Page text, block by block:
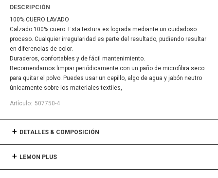
DESCRIPCIÓN
100% CUERO LAVADO
Calzado 100% cuero. Esta textura es lograda mediante un cuidadoso
proceso. Cualquier irregularidad es parte del resultado, pudiendo resultar
en diferencias de color.
Duraderos, confortables y de fácil mantenimiento.
Recomendamos limpiar periódicamente con un paño de microfibra seco
para quitar el polvo. Puedes usar un cepillo, algo de agua y jabón neutro
únicamente sobre los materiales textiles,
507750-4
DETALLES & COMPOSICIÓN
LEMON PLUS